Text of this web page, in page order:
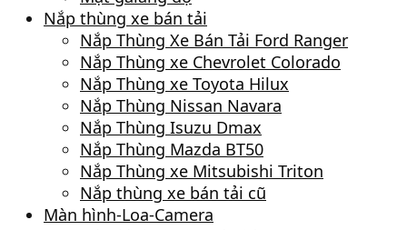
Nắp thùng xe bán tải
Nắp Thùng Xe Bán Tải Ford Ranger
Nắp Thùng xe Chevrolet Colorado
Nắp Thùng xe Toyota Hilux
Nắp Thùng Nissan Navara
Nắp Thùng Isuzu Dmax
Nắp Thùng Mazda BT50
Nắp Thùng xe Mitsubishi Triton
Nắp thùng xe bán tải cũ
Màn hình-Loa-Camera